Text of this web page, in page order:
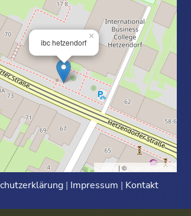
ibc hetzendorf
×
Leaflet | © OpenStreetMap
| Impressum | Kontakt